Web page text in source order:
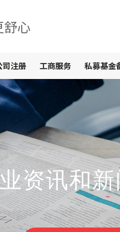
心
司注册 工商服务 私募基金
资讯和